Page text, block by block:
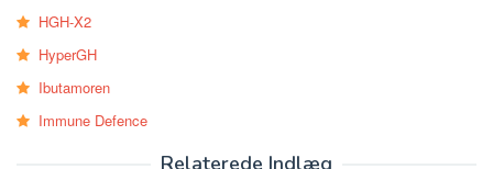
HGH-X2
HyperGH
Ibutamoren
Immune Defence
Relaterede Indlæg